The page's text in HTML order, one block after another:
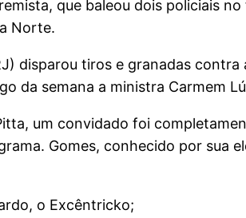
que baleou dois policiais
Norte.
disparou tiros e granadas
da semana a ministra Carmem
um convidado foi
Gomes, conhecido por sua
o Excêntricko;